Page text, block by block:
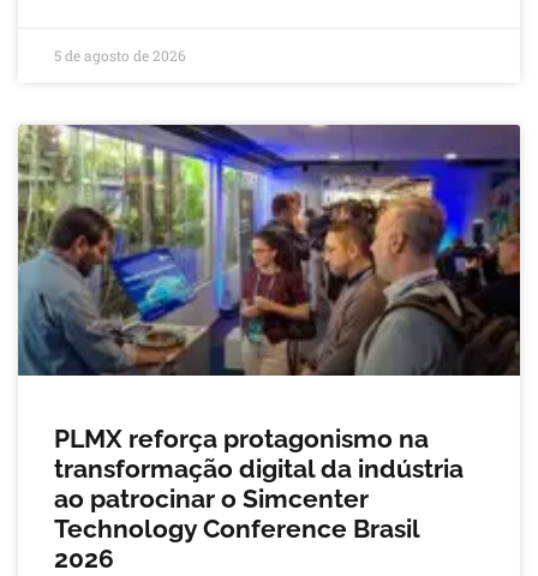
5 de agosto de 2026
PLMX reforça protagonismo na
transformação digital da indústria
ao patrocinar o Simcenter
Technology Conference Brasil
2026